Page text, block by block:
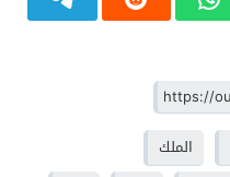
الملك